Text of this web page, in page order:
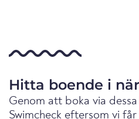
Hitta boende i
Genom att boka via
Swimcheck eftersom vi